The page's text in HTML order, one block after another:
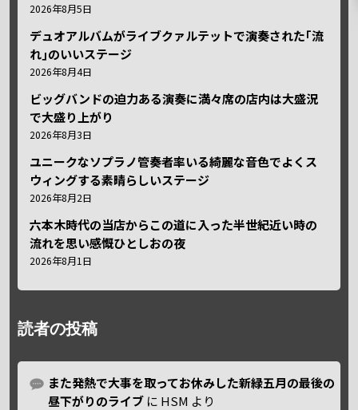
2026年8月5日
デュオアルバムがライブクァルテットで演奏された｢流
れ｣のいいステージ
2026年8月4日
ビッグバンドの迫力ある演奏に満々席の店内は大盛況
で大盛り上がり
2026年8月3日
ユニークなソプラノ管奏者率いる綺麗な音色でよくス
ウィングする素晴らしいステージ
2026年8月2日
六本木時代の当店からこの道に入った半世紀近い時の
流れを思い感慨ひとしおの夜
2026年8月1日
読者の投稿
また発熱で大事を取ってお休みした新緑五月の最後の
昼下がりのライブ に HSM より